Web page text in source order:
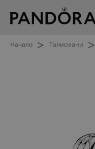
Начало > Талисмани >